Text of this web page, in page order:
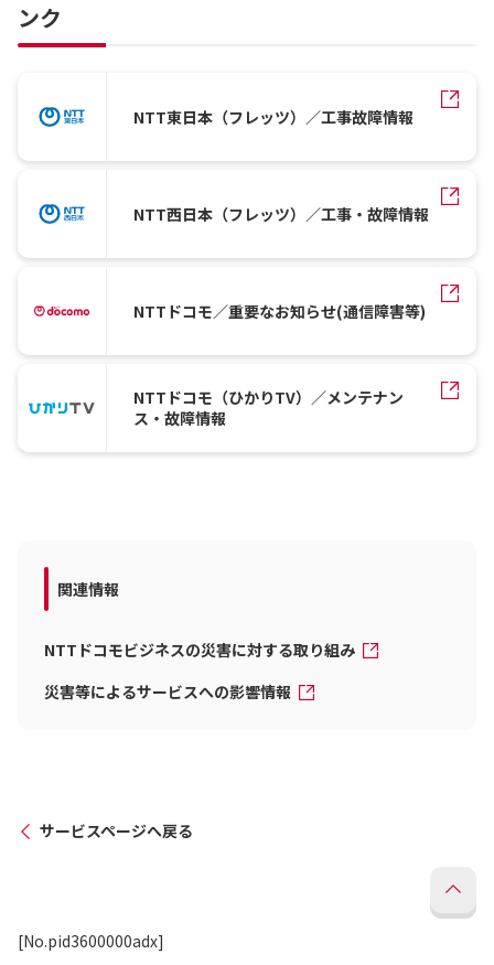
ンク
NTT東日本（フレッツ）／工事故障情報
NTT西日本（フレッツ）／工事・故障情報
NTTドコモ／重要なお知らせ(通信障害等)
NTTドコモ（ひかりTV）／メンテナン
ス・故障情報
関連情報
NTTドコモビジネスの災害に対する取り組み
災害等によるサービスへの影響情報
サービスページへ戻る
[No.pid3600000adx]